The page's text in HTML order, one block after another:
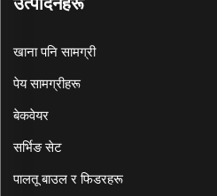
खाना पनि सामग्री
पेय सामग्रीहरू
बेकवेयर
सर्भिङ सेट
पालतू बाउल र फिडरहरू